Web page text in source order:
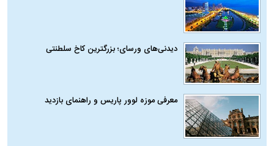
دیدنی‌های ورسای؛ بزرگترین کاخ سلطنتی
معرفی موزه لوور پاریس و راهنمای بازدید